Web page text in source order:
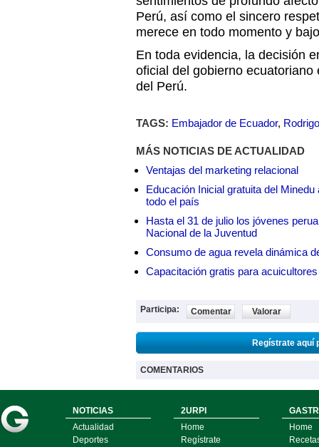
Perú, así como el sincero
merece en todo momento y
En toda evidencia, la decisión
oficial del gobierno
del Perú.
TAGS: Embajador de Ecuador,
MÁS NOTICIAS DE ACTUALIDAD
Ventajas del marketing relacional
Educación Inicial gratuita del
todo el país
Hasta el 31 de julio los jóvenes
Nacional de la Juventud
Consumo de agua revela dinámica
Capacitación gratis para
Participa: Comentar Valorar
Regístrate aquí
COMENTARIOS
NOTICIAS
Actualidad
Deportes
2URPI
Home
Regístrate
Home